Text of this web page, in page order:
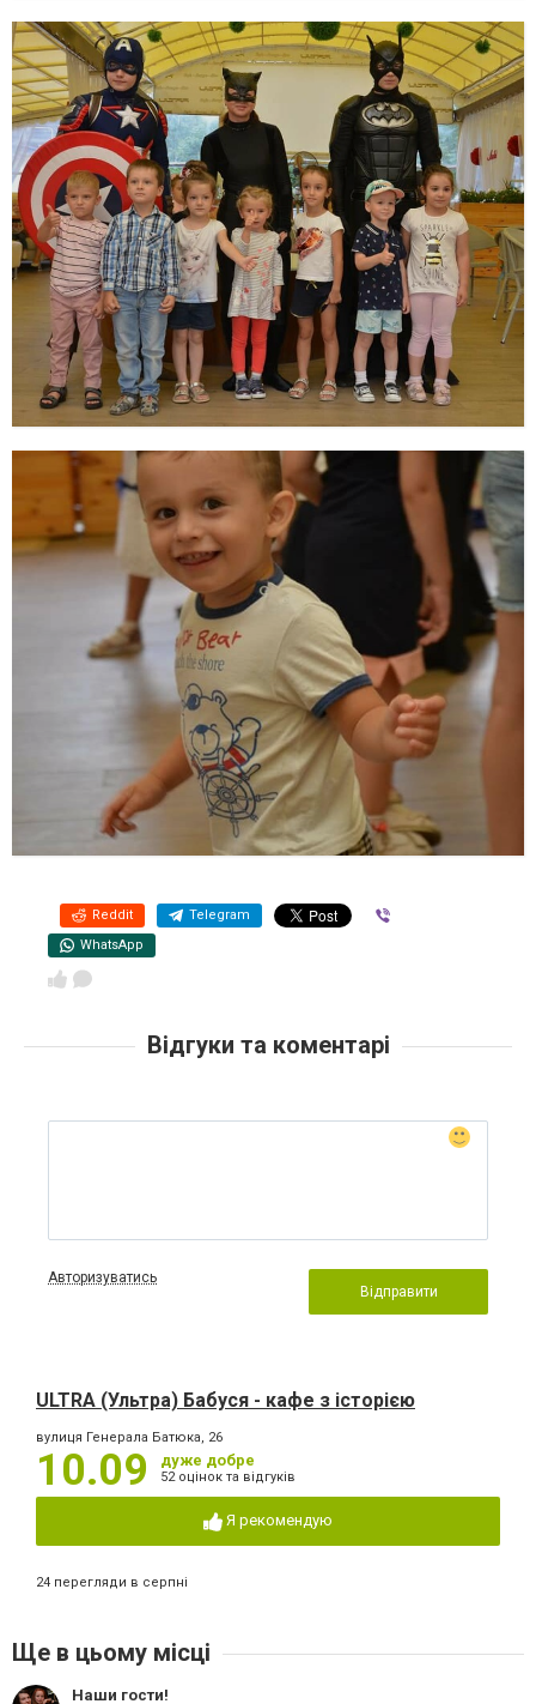
Reddit Telegram
WhatsApp
Відгуки та коментарі
Авторизуватись
Відправити
ULTRA (Ультра) Бабуся - кафе з історією
вулиця Генерала Батюка, 26
10.09 дуже добре
52 оцінок та відгуків
Я рекомендую
24 перегляди в серпні
Ще в цьому місці
Наши гости!